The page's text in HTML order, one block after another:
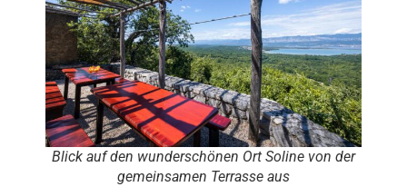
Blick auf den wunderschönen Ort Soline von der
gemeinsamen Terrasse aus